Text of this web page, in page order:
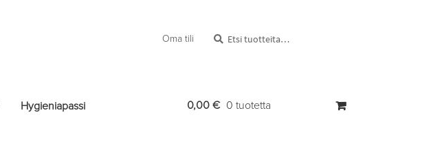
Oma tili
Hygieniapassi 0,00 € 0 tuotetta